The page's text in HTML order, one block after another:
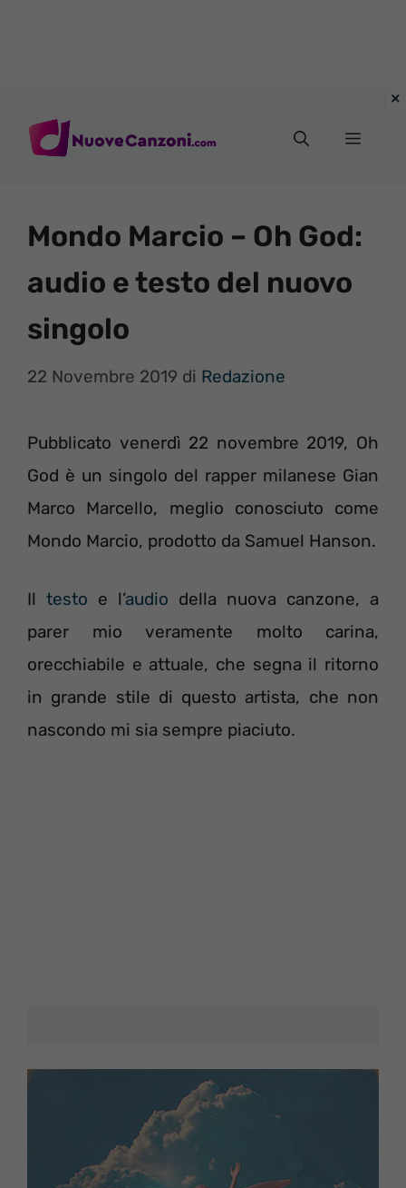
Menu
Mondo Marcio – Oh God:
audio e testo del nuovo
singolo
22 Novembre 2019 di Redazione
Pubblicato venerdì 22 novembre 2019, Oh
God è un singolo del rapper milanese Gian
Marco Marcello, meglio conosciuto come
Mondo Marcio, prodotto da Samuel Hanson.
Il testo e l’audio della nuova canzone, a
parer mio veramente molto carina,
orecchiabile e attuale, che segna il ritorno
in grande stile di questo artista, che non
nascondo mi sia sempre piaciuto.